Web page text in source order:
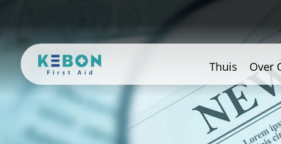
Thuis Over